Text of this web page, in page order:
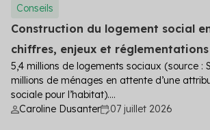
Conseils
Construction du logement social
chiffres, enjeux et réglementations
5,4 millions de logements sociaux (source :
millions de ménages en attente d’une
sociale pour l’habitat)....
Caroline Dusanter
07 juillet 2026